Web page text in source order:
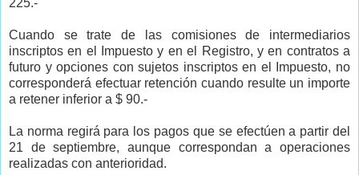
225.-
Cuando se trate de las comisiones de intermediarios
inscriptos en el Impuesto y en el Registro, y en contratos a
futuro y opciones con sujetos inscriptos en el Impuesto, no
corresponderá efectuar retención cuando resulte un importe
a retener inferior a $ 90.-
La norma regirá para los pagos que se efectúen a partir del
21 de septiembre, aunque correspondan a operaciones
realizadas con anterioridad.